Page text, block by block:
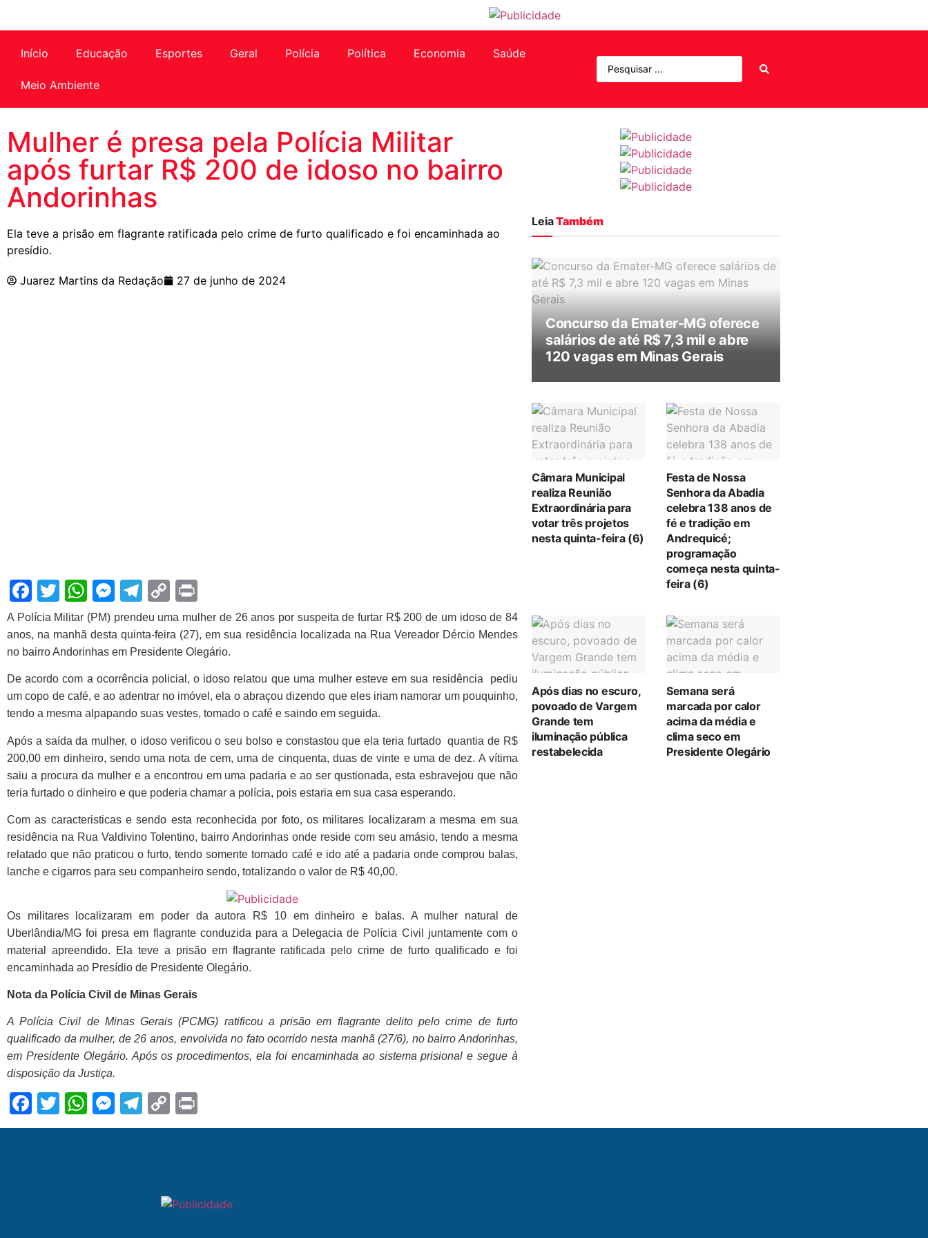
Início Educação Esportes Geral Polícia Política Economia Saúde
Meio Ambiente
Mulher é presa pela Polícia Militar
após furtar R$ 200 de idoso no bairro
Andorinhas
Ela teve a prisão em flagrante ratificada pelo crime de furto qualificado e foi encaminhada ao
presídio.
Juarez Martins da Redação 27 de junho de 2024
Facebook
Twitter
WhatsApp
Messenger
Telegram
Copy
Link
A Polícia Militar (PM) prendeu uma mulher de 26 anos por suspeita de furtar R$ 200 de um idoso de 84
anos, na manhã desta quinta-feira (27), em sua residência localizada na Rua Vereador Dércio Mendes
no bairro Andorinhas em Presidente Olegário.
De acordo com a ocorrência policial, o idoso relatou que uma mulher esteve em sua residência pediu
um copo de café, e ao adentrar no imóvel, ela o abraçou dizendo que eles iriam namorar um pouquinho,
tendo a mesma alpapando suas vestes, tomado o café e saindo em seguida.
Após a saída da mulher, o idoso verificou o seu bolso e constastou que ela teria furtado quantia de R$
200,00 em dinheiro, sendo uma nota de cem, uma de cinquenta, duas de vinte e uma de dez. A vítima
saiu a procura da mulher e a encontrou em uma padaria e ao ser qustionada, esta esbravejou que não
teria furtado o dinheiro e que poderia chamar a polícia, pois estaria em sua casa esperando.
Com as caracteristicas e sendo esta reconhecida por foto, os militares localizaram a mesma em sua
residência na Rua Valdivino Tolentino, bairro Andorinhas onde reside com seu amásio, tendo a mesma
relatado que não praticou o furto, tendo somente tomado café e ido até a padaria onde comprou balas,
lanche e cigarros para seu companheiro sendo, totalizando o valor de R$ 40,00.
Os militares localizaram em poder da autora R$ 10 em dinheiro e balas. A mulher natural de
Uberlândia/MG foi presa em flagranteconduzida para a Delegacia de Polícia Civil juntamente com o
material apreendido.
Ela teve a prisão em flagrante ratificada pelo crime de furto qualificado e foi
encaminhada ao Presídio de Presidente Olegário.
Nota da Polícia Civil de Minas Gerais
A Polícia Civil de Minas Gerais (PCMG) ratificou a prisão em flagrante delito pelo crime de furto
qualificado da mulher, de 26 anos, envolvida no fato ocorrido nesta manhã (27/6), no bairro Andorinhas,
em Presidente Olegário. Após os procedimentos, ela foi encaminhada ao sistema prisional e segue à
disposição da Justiça.
Facebook
Twitter
WhatsApp
Messenger
Telegram
Copy
Link
LeiaTambém
Concurso da Emater-MG oferece
salários de até R$ 7,3 mil e abre
120 vagas em Minas Gerais
Câmara Municipal
realiza Reunião
Extraordinária para
votar três projetos
nesta quinta-feira (6)
Festa de Nossa
Senhora da Abadia
celebra 138 anos de
fé e tradição em
Andrequicé;
programação
começa nesta quinta-
feira (6)
Após dias no escuro,
povoado de Vargem
Grande tem
iluminação pública
restabelecida
Semana será
marcada por calor
acima da média e
clima seco em
Presidente Olegário